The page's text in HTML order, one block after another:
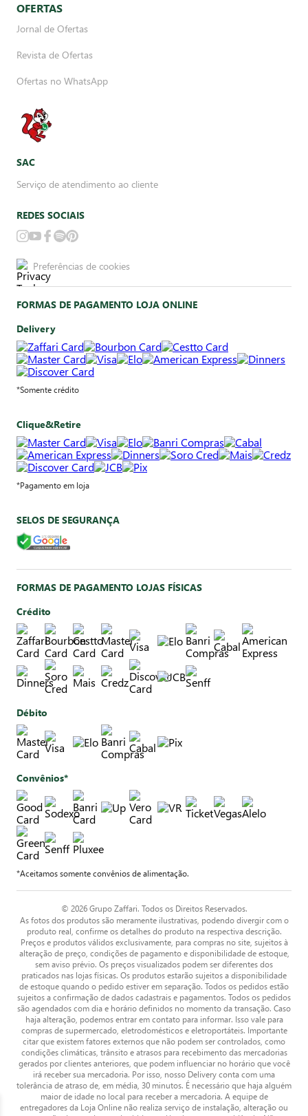
OFERTAS
Jornal de Ofertas
Revista de Ofertas
Ofertas no WhatsApp
SAC
Serviço de atendimento ao cliente
REDES SOCIAIS
Preferências de cookies
FORMAS DE PAGAMENTO LOJA ONLINE
Delivery
*Somente crédito
Clique&Retire
*Pagamento em loja
SELOS DE SEGURANÇA
FORMAS DE PAGAMENTO LOJAS FÍSICAS
Crédito
Débito
Convênios*
*Aceitamos somente convênios de alimentação.
© 2026 Grupo Zaffari. Todos os Direitos Reservados.
As fotos dos produtos são meramente ilustrativas, podendo divergir com o
produto real, confirme os detalhes do produto na respectiva descrição.
Preços e produtos válidos exclusivamente, para compras no site, sujeitos à
alteração de preço, condições de pagamento e disponibilidade de estoque,
sem aviso prévio. Os preços visualizados podem ser diferentes dos
praticados nas lojas físicas. Os produtos estarão sujeitos a disponibilidade
de estoque quando o pedido estiver em separação. Todos os pedidos estão
sujeitos a confirmação de dados cadastrais e pagamentos. Todos os pedidos
são agendados com dia e horário definidos no momento da transação. Caso
haja alteração, podemos entrar em contato para informar. Isso vale para
compras de supermercado, eletrodomésticos e eletroportáteis. Importante
citar que existem fatores externos que não podem ser controlados, como
condições climáticas, trânsito e atrasos para recebimento das mercadorias
gerados por clientes anteriores, que podem influenciar no horário que você
irá receber sua mercadoria. Por isso, nosso Delivery conta com uma
tolerância de atraso de, em média, 30 minutos. É necessário que haja alguém
maior de idade no local para receber a mercadoria. A equipe de
entregadores da Loja Online não realiza serviço de instalação, alteração ou